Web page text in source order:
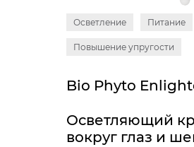
Осветление Питание
Повышение упругости
Осветляющий
вокруг глаз и